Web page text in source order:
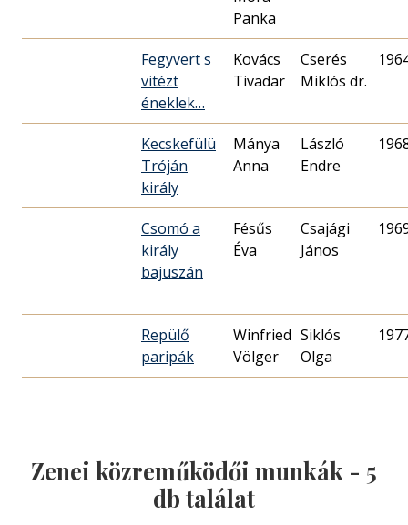
Panka
Fegyvert s
vitézt
éneklek…
Kovács
Tivadar
Cserés
Miklós dr.
Kecskefülü
Tróján
király
Mánya
Anna
László
Endre
Csomó a
király
bajuszán
Fésűs
Éva
Csajági
János
Repülő
paripák
Winfried
Völger
Siklós
Olga
Zenei közreműködői munkák - 5
db találat